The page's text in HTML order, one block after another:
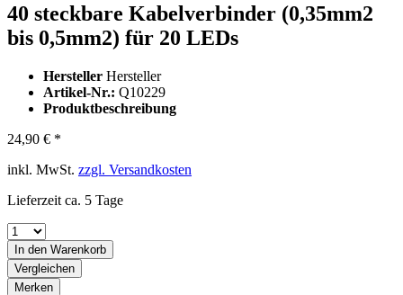
40 steckbare Kabelverbinder (0,35mm2
bis 0,5mm2) für 20 LEDs
Hersteller Hersteller
Artikel-Nr.: Q10229
Produktbeschreibung
24,90 € *
inkl. MwSt. zzgl. Versandkosten
Lieferzeit ca. 5 Tage
In den Warenkorb
Vergleichen
Merken